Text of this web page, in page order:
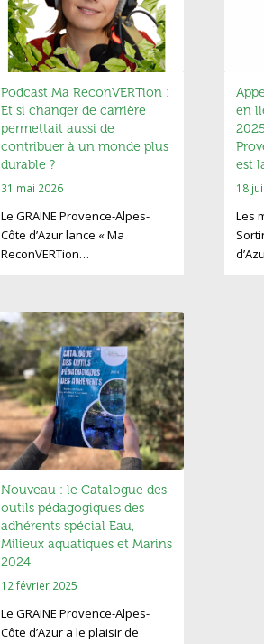
Podcast Ma ReconVERTion :
Et si changer de carrière
permettait aussi de
contribuer à un monde plus
durable ?
31 mai 2026
Le GRAINE Provence-Alpes-
Côte d’Azur lance « Ma
ReconVERTion…
en
est
18
Les
Nouveau : le Catalogue des
outils pédagogiques des
adhérents spécial Eau,
Milieux aquatiques et Marins
2024
12 février 2025
Le GRAINE Provence-Alpes-
Côte d’Azur a le plaisir de